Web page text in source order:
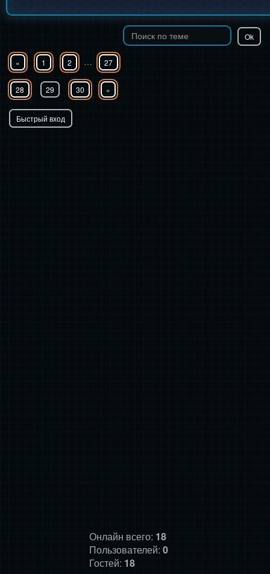
« 1 2 … 27
28 29 30 »
Онлайн всего: 18
Пользователей: 0
Гостей: 18